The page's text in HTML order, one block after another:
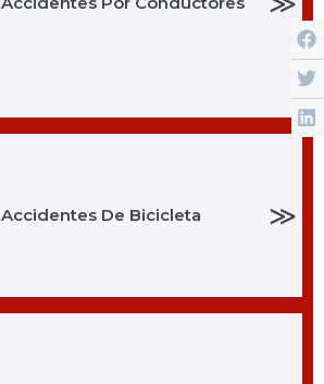
Accidentes De Bicicleta ≫